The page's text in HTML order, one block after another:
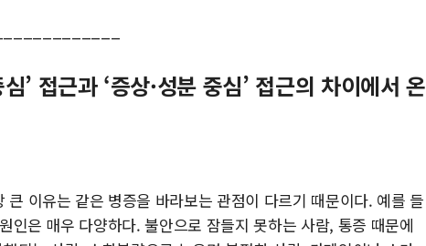
’ 접근과 ‘증상·성분 중심’ 접근의 차이에서 온
이유는 같은 병증을 바라보는 관점이 다르기 때문이다. 예를 들
인은 매우 다양하다. 불안으로 잠들지 못하는 사람, 통증 때문에